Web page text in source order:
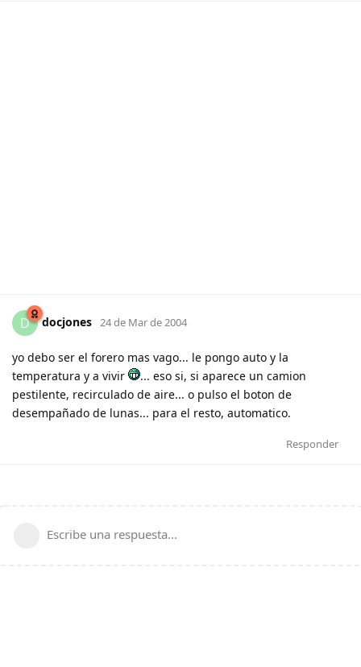
D docjones 24 de Mar de 2004
yo debo ser el forero mas vago... le pongo auto y la
temperatura y a vivir
... eso si, si aparece un camion
pestilente, recirculado de aire... o pulso el boton de
desempañado de lunas... para el resto, automatico.
Responder
Escribe una respuesta...